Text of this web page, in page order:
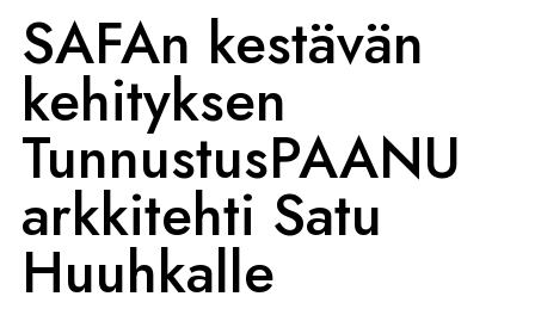
SAFAn kestävän
kehityksen
TunnustusPAANU
arkkitehti Satu
Huuhkalle